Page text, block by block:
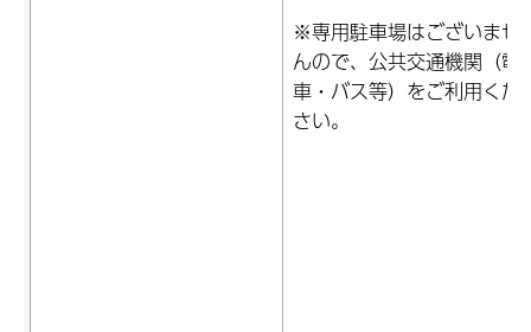
※専用駐車場はございませ
んので、公共交通機関（電
車・バス等）をご利用くだ
さい。